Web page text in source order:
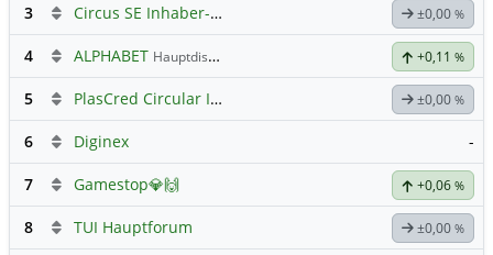
3 Circus SE Inhaber-Akt ±0,00 %
4 ALPHABET Hauptdiskussion +0,11 %
5 PlasCred Circular Innovations ±0,00 %
6 Diginex -
7 Gamestop💎🙌 +0,06 %
8 TUI Hauptforum ±0,00 %